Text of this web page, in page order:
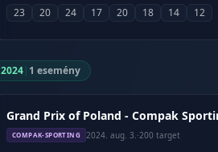
23 20 24 17 20 18 14 12
2024| 1 esemény
Grand Prix of Poland - Compak
COMPAK-SPORTING 2024. aug. 3. ·200 target